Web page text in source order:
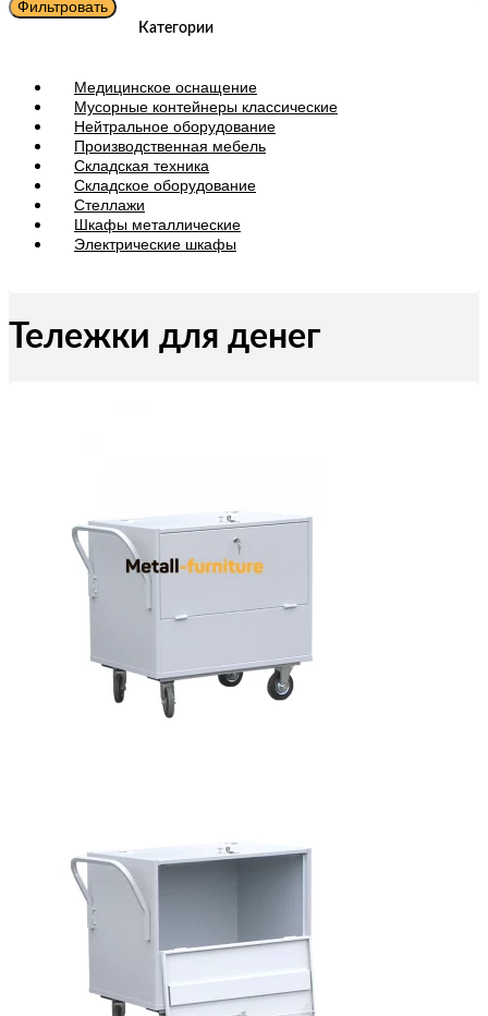
Фильтровать
Категории
Медицинское оснащение
Мусорные контейнеры классические
Нейтральное оборудование
Производственная мебель
Складская техника
Складское оборудование
Стеллажи
Шкафы металлические
Электрические шкафы
Тележки для денег